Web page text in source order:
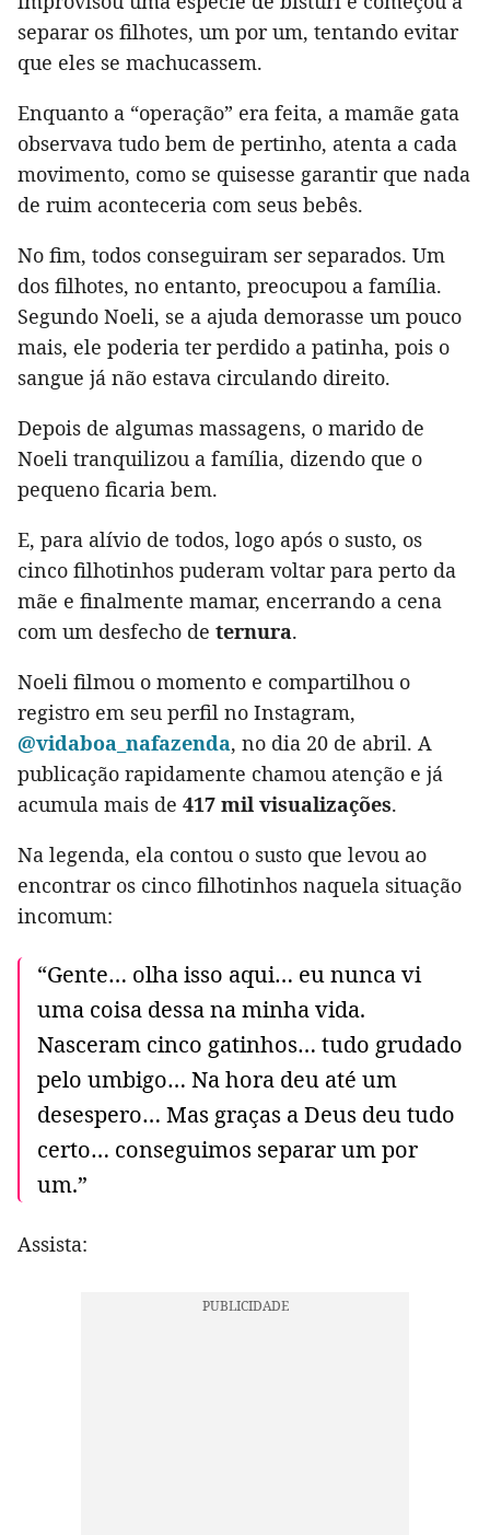
separar os filhotes, um por um, tentando evitar
que eles se machucassem.
Enquanto a “operação” era feita, a mamãe gata
observava tudo bem de pertinho, atenta a cada
movimento, como se quisesse garantir que nada
de ruim aconteceria com seus bebês.
No fim, todos conseguiram ser separados. Um
dos filhotes, no entanto, preocupou a família.
Segundo Noeli, se a ajuda demorasse um pouco
mais, ele poderia ter perdido a patinha, pois o
sangue já não estava circulando direito.
Depois de algumas massagens, o marido de
Noeli tranquilizou a família, dizendo que o
pequeno ficaria bem.
E, para alívio de todos, logo após o susto, os
cinco filhotinhos puderam voltar para perto da
mãe e finalmente mamar, encerrando a cena
com um desfecho de ternura.
Noeli filmou o momento e compartilhou o
registro em seu perfil no Instagram,
@vidaboa_nafazenda, no dia 20 de abril. A
publicação rapidamente chamou atenção e já
acumula mais de 417 mil visualizações.
Na legenda, ela contou o susto que levou ao
encontrar os cinco filhotinhos naquela situação
incomum:
“Gente… olha isso aqui… eu nunca vi
uma coisa dessa na minha vida.
Nasceram cinco gatinhos… tudo grudado
pelo umbigo… Na hora deu até um
desespero… Mas graças a Deus deu tudo
certo… conseguimos separar um por
um.”
Assista: